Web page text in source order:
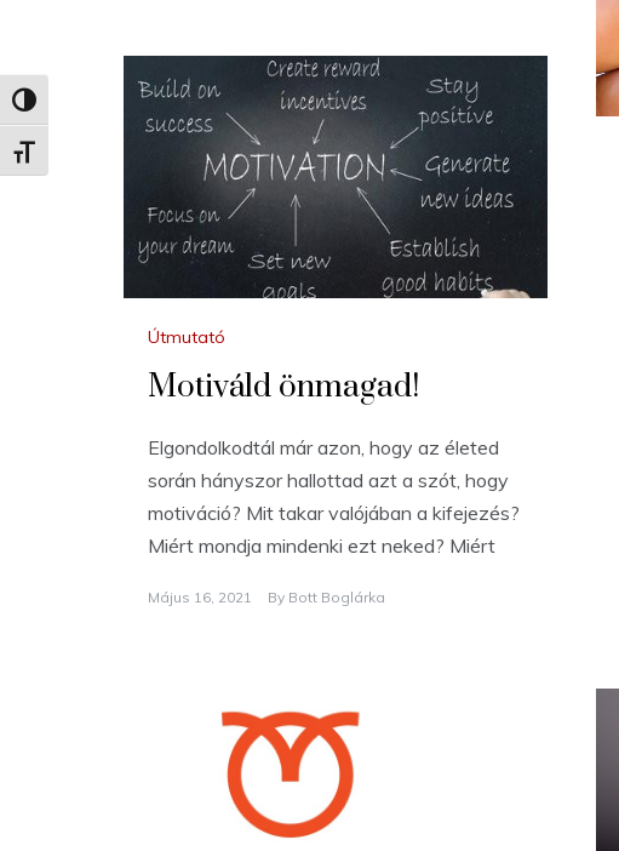
Nagy kontraszt váltása
Betűméret váltása
Útmutató
Motiváld önmagad!
Elgondolkodtál már azon, hogy az életed
során hányszor hallottad azt a szót, hogy
motiváció? Mit takar valójában a kifejezés?
Miért mondja mindenki ezt neked? Miért
Május 16, 2021 By Bott Boglárka